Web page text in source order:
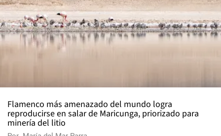
Flamenco más amenazado del mundo logra
reproducirse en salar de Maricunga, priorizado para
minería del litio